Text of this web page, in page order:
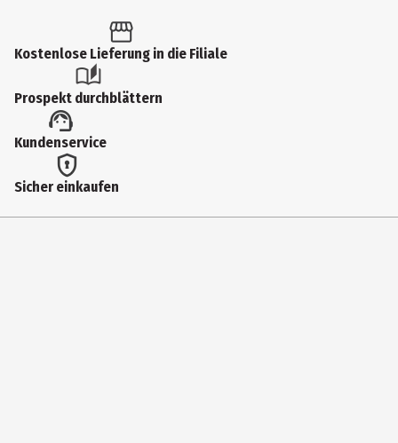
Produkttyp
Spiel- & Sammelfiguren
Altersempfehlung ab
14 Jahre
Artikelnummer des Herstellers
Kostenlose Lieferung in die Filiale
Prospekt durchblättern
Kundenservice
Sicher einkaufen